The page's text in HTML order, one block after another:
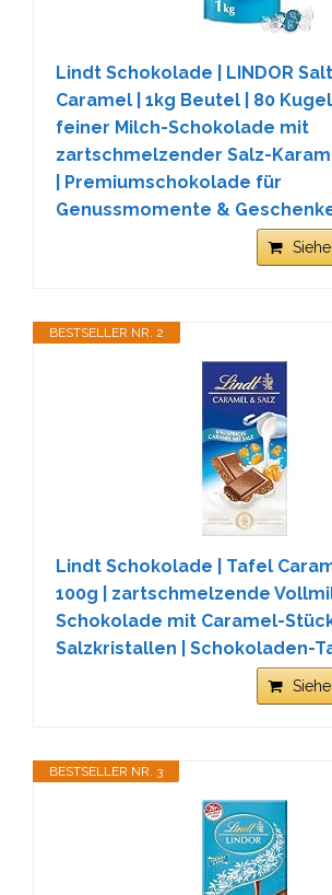
Lindt Schokolade | LINDOR
Caramel | 1kg Beutel | 80
feiner Milch-Schokolade mit
zartschmelzender Salz-
| Premiumschokolade für
Genussmomente &
BESTSELLER NR. 2
Lindt Schokolade | Tafel
100g | zartschmelzende
Schokolade mit Caramel-
Salzkristallen | Schokoladen-
BESTSELLER NR. 3